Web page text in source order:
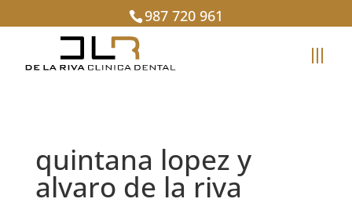
987 720 961
quintana lopez y
alvaro de la riva